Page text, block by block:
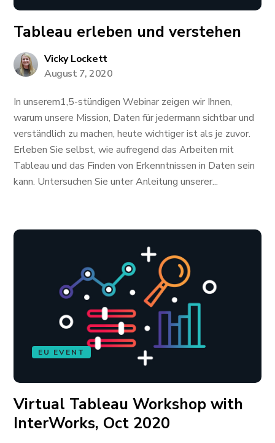
Tableau erleben und verstehen
Vicky Lockett
August 7, 2020
In unserem1,5-stündigen Webinar zeigen wir Ihnen,
warum unsere Mission, Daten für jedermann sichtbar und
verständlich zu machen, heute wichtiger ist als je zuvor.
Erleben Sie selbst, wie aufregend das Arbeiten mit
Tableau und das Finden von Erkenntnissen in Daten sein
kann. Untersuchen Sie unter Anleitung unserer...
EU EVENT
Virtual Tableau Workshop with
InterWorks, Oct 2020